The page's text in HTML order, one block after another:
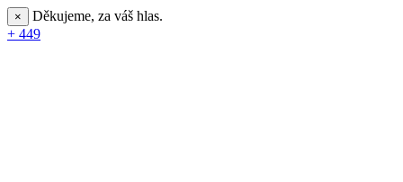
×
Děkujeme, za váš hlas.
+ 449